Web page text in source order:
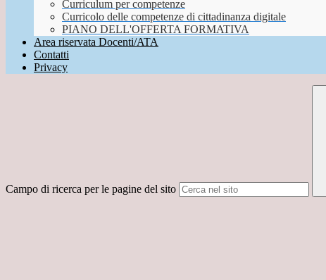
Curriculum per competenze
Curricolo delle competenze di cittadinanza digitale
PIANO DELL'OFFERTA FORMATIVA
Area riservata Docenti/ATA
Contatti
Privacy
Campo di ricerca per le pagine del sito